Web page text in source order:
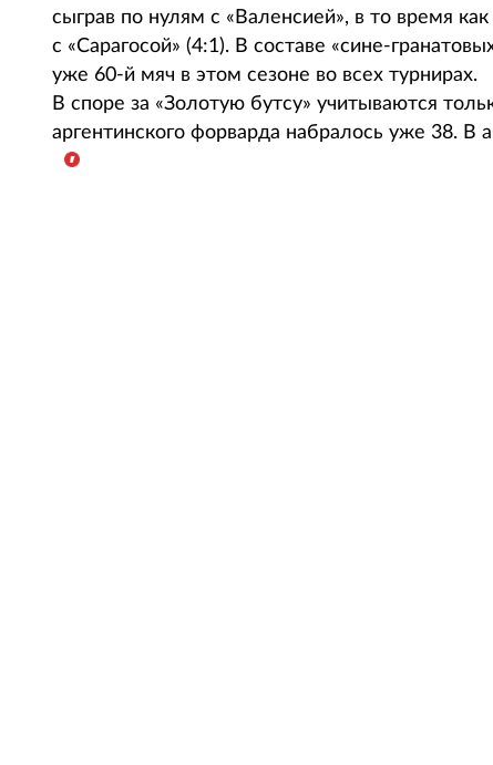
сыграв по нулям с «Валенсией», в то время
с «Сарагосой» (4:1). В составе «сине-
уже 60-й мяч в этом сезоне во всех турнирах.
В споре за «Золотую бутсу» учитываются
аргентинского форварда набралось уже 38.